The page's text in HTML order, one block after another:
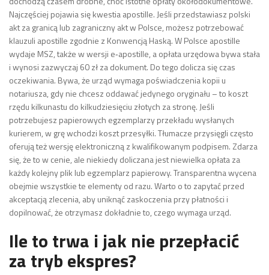
Najczęściej pojawia się kwestia apostille. Jeśli przedstawiasz polski
akt za granicą lub zagraniczny akt w Polsce, możesz potrzebować
klauzuli apostille zgodnie z Konwencją Haską. W Polsce apostille
wydaje MSZ, także w wersji e‑apostille, a opłata urzędowa bywa stała
i wynosi zazwyczaj 60 zł za dokument. Do tego dolicza się czas
oczekiwania. Bywa, że urząd wymaga poświadczenia kopii u
notariusza, gdy nie chcesz oddawać jedynego oryginału – to koszt
rzędu kilkunastu do kilkudziesięciu złotych za stronę. Jeśli
potrzebujesz papierowych egzemplarzy przekładu wysłanych
kurierem, w grę wchodzi koszt przesyłki. Tłumacze przysięgli często
oferują też wersję elektroniczną z kwalifikowanym podpisem. Zdarza
się, że to w cenie, ale niekiedy doliczana jest niewielka opłata za
każdy kolejny plik lub egzemplarz papierowy. Transparentna wycena
obejmie wszystkie te elementy od razu. Warto o to zapytać przed
akceptacją zlecenia, aby uniknąć zaskoczenia przy płatności i
dopilnować, że otrzymasz dokładnie to, czego wymaga urząd.
Ile to trwa i jak nie przepłacić
za tryb ekspres?